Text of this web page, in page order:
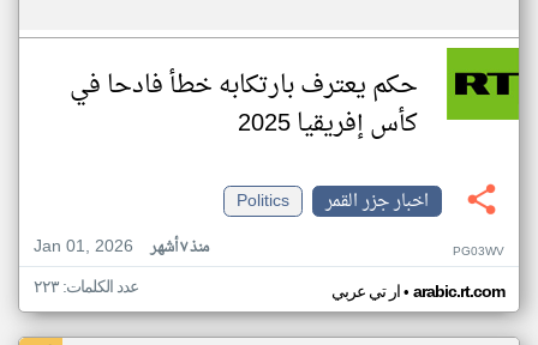
حكم يعترف بارتكابه خطأ فادحا في
كأس إفريقيا 2025
اخبار جزر القمر
Politics
Jan 01, 2026
منذ ٧ أشهر PG03WV
ار تي عربي• arabic.rt.com عدد الكلمات: ٢٢٣